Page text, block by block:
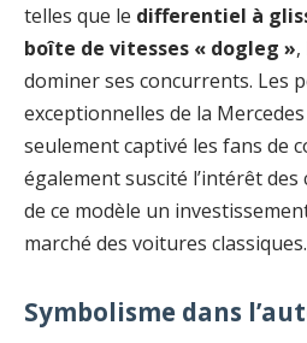
telles que le differentiel à
boîte de vitesses « dogleg »
dominer ses concurrents. Les
exceptionnelles de la
seulement captivé les fans de
également suscité l’intérêt
de ce modèle un
marché des voitures classiques.
Symbolisme dans